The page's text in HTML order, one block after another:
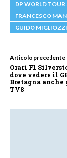
DP WORLD
FRANCESCO
GUIDO MIGLIOZZI
Articolo precedente
Orari F1
dove vedere il
Bretagna anche
TV8